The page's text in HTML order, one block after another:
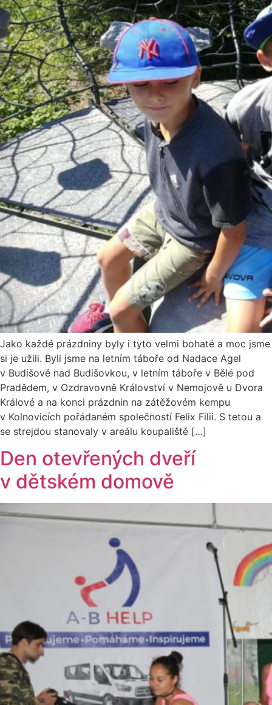
Jako každé prázdniny byly i tyto velmi bohaté a moc jsme
si je užili. Byli jsme na letním táboře od Nadace Agel
v Budišově nad Budišovkou, v letním táboře v Bělé pod
Pradědem, v Ozdravovně Království v Nemojově u Dvora
Králové a na konci prázdnin na zátěžovém kempu
v Kolnovicích pořádaném společností Felix Filii. S tetou a
se strejdou stanovaly v areálu koupaliště […]
Den otevřených dveří
v dětském domově